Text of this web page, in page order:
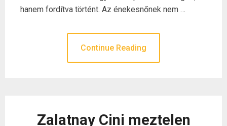
hanem fordítva történt. Az énekesnőnek nem …
Continue Reading
Zalatnay Cini meztelen